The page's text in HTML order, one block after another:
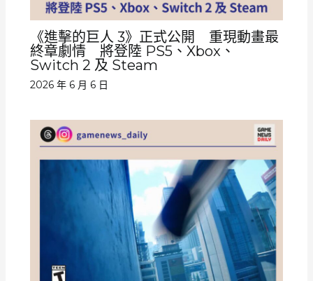
《進擊的巨人 3》正式公開 重現動畫最
終章劇情 將登陸 PS5、Xbox、
Switch 2 及 Steam
2026 年 6 月 6 日